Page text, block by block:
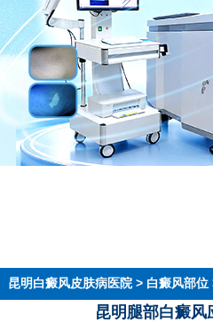
昆明白癜风皮肤病医院> 白癜风部位
昆明腿部白癜风